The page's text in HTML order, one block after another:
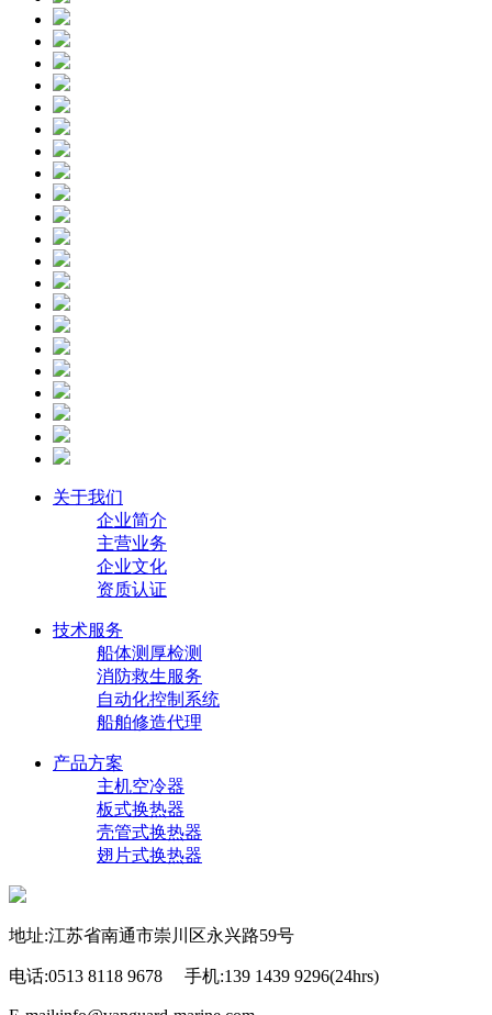
关于我们
企业简介
主营业务
企业文化
资质认证
技术服务
船体测厚检测
消防救生服务
自动化控制系统
船舶修造代理
产品方案
主机空冷器
板式换热器
壳管式换热器
翅片式换热器
地址:江苏省南通市崇川区永兴路59号
电话:0513 8118 9678 手机:139 1439 9296(24hrs)